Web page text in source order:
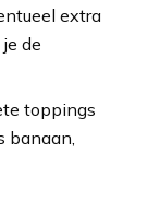
extra
de
toppings
banaan,